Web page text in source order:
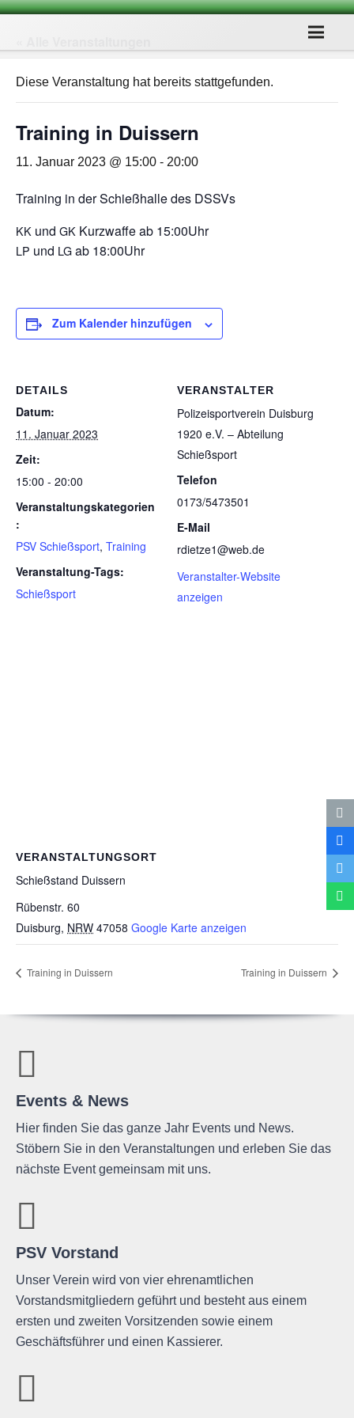
Diese Veranstaltung hat bereits stattgefunden.
Trai­ning in Duissern
11. Januar 2023 @ 15:00 - 20:00
Trai­ning in der Schieß­halle des DSSVs
KK und GK Kurz­waffe ab 15:00Uhr
LP und LGab 18:00Uhr
Zum Kalender hinzufügen
DETAILS
Datum:
11. Januar 2023
Zeit:
15:00 - 20:00
Veranstaltungskategorien
:
PSV Schießsport, Training
Veranstaltung-Tags:
Schießsport
VERANSTALTER
Poli­zei­sport­ver­ein Duis­burg
1920 e.V. – Abtei­lung
Schießsport
Telefon
0173/5473501
E-Mail
rdietze1@web.de
Veranstalter-Website
anzeigen
VERANSTALTUNGSORT
Schieß­stand Duissern
Rübenstr. 60
Duisburg, NRW 47058 Google Karte anzeigen
Trai­ning in Duissern Trai­ning in Duissern
Events & News
Hier finden Sie das ganze Jahr Events und News.
Stöbern Sie in den Veranstaltungen und erleben Sie das
nächste Event gemeinsam mit uns.
PSV Vorstand
Unser Verein wird von vier ehrenamtlichen
Vorstandsmitgliedern geführt und besteht aus einem
ersten und zweiten Vorsitzenden sowie einem
Geschäftsführer und einen Kassierer.